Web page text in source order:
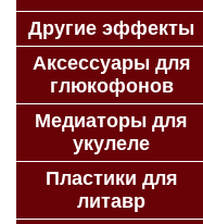
Другие эффекты
Аксессуары для
глюкофонов
Медиаторы для
укулеле
Пластики для
литавр